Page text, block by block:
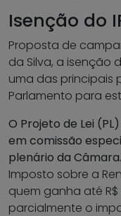
Isenção do
Proposta de
da Silva, a isenção
uma das principais
Parlamento para
O Projeto de Lei
em comissão
plenário da Câmara.
Imposto sobre a
quem ganha até R$
parcialmente o